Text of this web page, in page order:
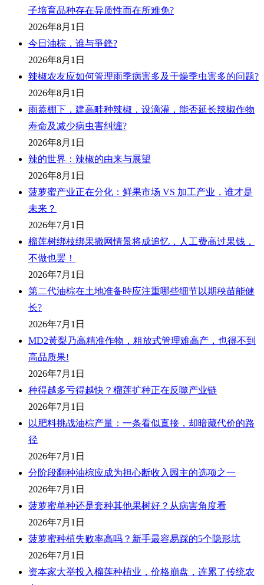
子培育品种存在异质性而在所难免?
2026年8月1日
今日油棕，谁与爭鋒?
2026年8月1日
辣椒农友应如何管理雨季病害多及干燥季虫害多的问题?
2026年8月1日
雨蓋棚下，建高畦种辣椒，设滴灌，能否延长辣椒作物
寿命及减少病虫害纠缠?
2026年8月1日
辣的世界：辣椒的由来与展望
2026年8月1日
菠萝蜜产业正在分化：鲜果市场 VS 加工产业，谁才是
未来？
2026年7月1日
榴莲树绑枝绑果撒网情景将成追忆，人工费高过果钱，
不做也罢！
2026年7月1日
第二代油棕在土地准备時应注重哪些细节以期秧苗能健
长?
2026年7月1日
MD2黃梨乃高精准作物，粗放式管理难高产，也得不到
高品质果!
2026年7月1日
种得越多亏得越快？榴莲扩种正在反噬产业链
2026年7月1日
以肥料挑战油棕产量：一条看似直接，却暗藏代价的路
径
2026年7月1日
分阶段翻种油棕应成为担心断收入园主的选项之一
2026年7月1日
菠萝蜜单种还是套种其他果树好？从病害角度看
2026年7月1日
菠萝蜜种植失败率高吗？新手最容易踩的5个隐形坑
2026年7月1日
资本家大举投入榴莲种植业，价格崩盘，连累了传统农